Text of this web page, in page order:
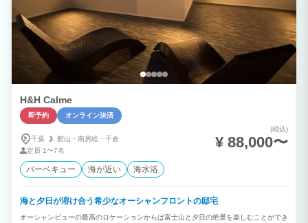
H&H Calme
即予約 オンライン決済
千葉 館山・ 南房総・ 千倉
定員 1〜7名
(税込)
¥ 88,000〜
バーベキュー 海が近い 海水浴
海と夕日が溶け合う希少なオーシャンフロントの邸宅
オーシャンビューの最高のロケーションからは富士山と夕日の絶景を楽しむことができ